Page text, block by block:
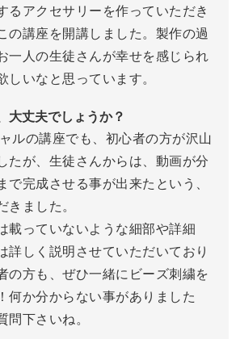
るアクセサリーを作っていただき
の講座を開講しました。製作の過
一人の生徒さんが幸せを感じられ
しいなと思っています。
大丈夫でしょうか？
ルの講座でも、初心者の方が沢山
たが、生徒さんからは、動画が分
で完成させる事が出来たという、
ました。
載っていないような細部や詳細
詳しく説明させていただいており
の方も、ぜひ一緒にビーズ刺繍を
何か分からない事がありました
下さいね。